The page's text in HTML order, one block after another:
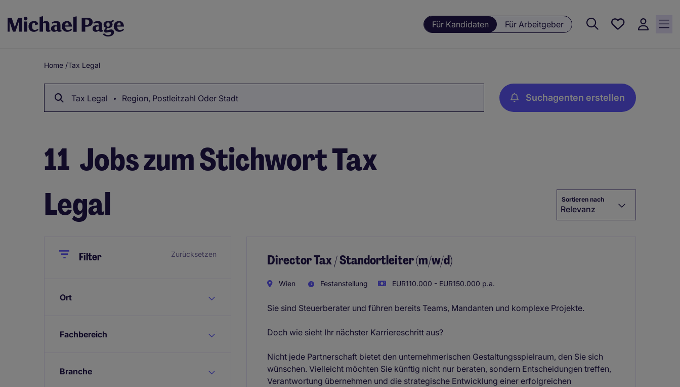
Für Kandidaten Für Arbeitgeber
Meine
Breadcrumb
Home /Tax Legal
Tax Legal Region, Postleitzahl Oder Stadt Suchagenten erstellen
11 Jobs zum Stichwort Tax
Legal
Sortieren nach
Relevanz
CloseFilter Zurücksetzen
Ort
Fachbereich
Branche
Director Tax / Standortleiter (m/w/d)
Wien Festanstellung EUR110.000 - EUR150.000 p.a.
Sie sind Steuerberater und führen bereits Teams, Mandanten und komplexe Projekte.
Doch wie sieht Ihr nächster Karriereschritt aus?
Nicht jede Partnerschaft bietet den unternehmerischen Gestaltungsspielraum, den Sie sich
wünschen. Vielleicht möchten Sie künftig nicht nur beraten, sondern Entscheidungen treffen,
Verantwortung übernehmen und die strategische Entwicklung einer erfolgreichen